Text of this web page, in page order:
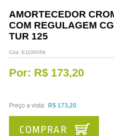
Promoções
AMORTECEDOR
COM REGULAGEM
TUR 125
Cód: E1100059
Por: R$ 173,20
Preço a vista: R$ 173,20
COMPRAR